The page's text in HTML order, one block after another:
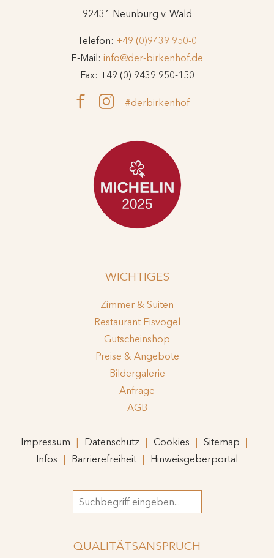
92431 Neunburg v. Wald
Telefon: +49 (0)9439 950-0
E-Mail: info@der-birkenhof.de
Fax: +49 (0) 9439 950-150
#derbirkenhof
WICHTIGES
Zimmer & Suiten
Restaurant Eisvogel
Gutscheinshop
Preise & Angebote
Bildergalerie
Anfrage
AGB
Impressum Datenschutz Cookies
Sitemap
Infos
Barrierefreiheit Hinweisgeberportal
Suchbegriff
QUALITÄTSANSPRUCH